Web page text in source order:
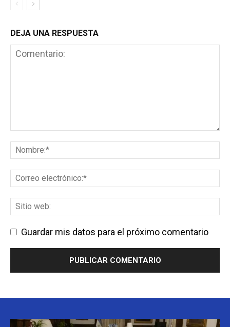
DEJA UNA RESPUESTA
Guardar mis datos para el próximo comentario